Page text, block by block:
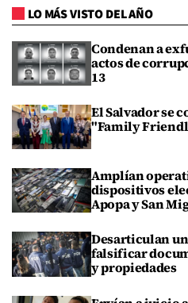
LO MÁS VISTO DEL AÑO
Condenan a
actos de
13
El Salvador se
"Family
Amplían
dispositivos
Apopa y San
Desarticulan
falsificar
y propiedades